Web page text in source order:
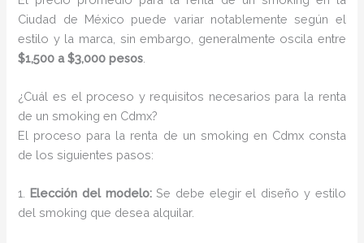
Ciudad de México puede variar notablemente según el
estilo y la marca, sin embargo, generalmente oscila entre
$1,500 a $3,000 pesos
¿Cuál es el proceso y requisitos necesarios para la renta
de un smoking en Cdmx?
El proceso para la renta de un smoking en Cdmx consta
de los siguientes pasos:
1. Elección del modelo:Se debe elegir el diseño y estilo
del smoking que desea alquilar.